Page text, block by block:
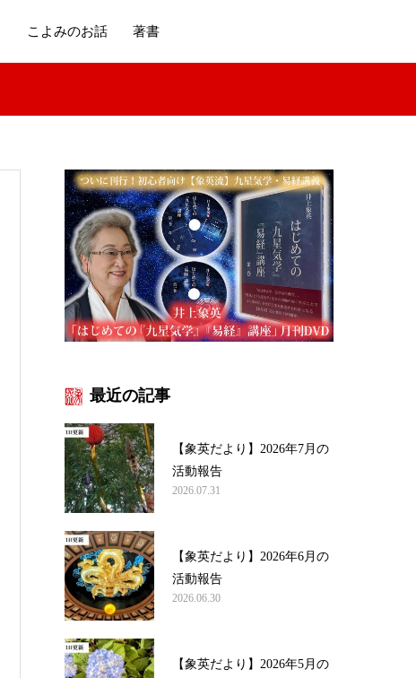
こよみのお話 著書
最近の記事
【象英だより】2026年7月の
活動報告
2026.07.31
【象英だより】2026年6月の
活動報告
2026.06.30
【象英だより】2026年5月の